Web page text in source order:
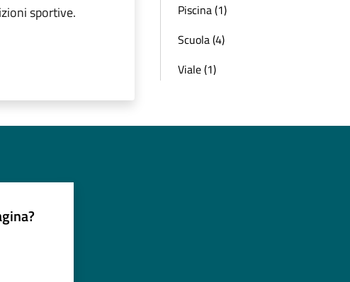
sportive.
Piscina (1)
Scuola (4)
Viale (1)